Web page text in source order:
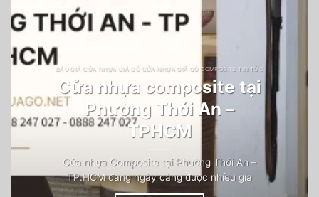
BÁO GIÁ CỬA NHỰA GIẢ GỖ CỬA NHỰA GIẢ GỖ COMPOSITE TIN TỨC
Cửa nhựa composite tại
Phường Thới An –
TPHCM
Cửa nhựa Composite tại Phường Thới An –
TP.HCM đang ngày càng được nhiều gia